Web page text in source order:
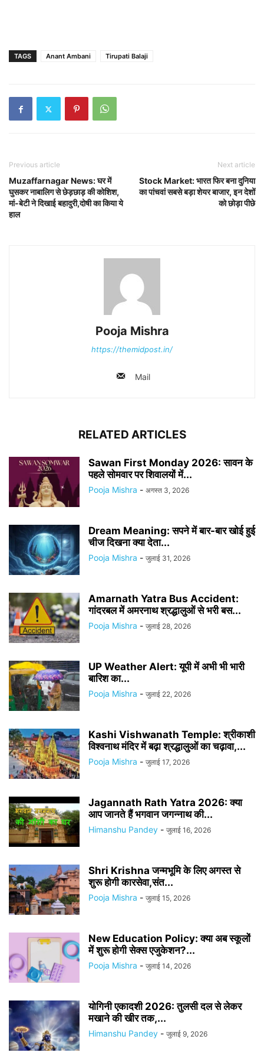
TAGS Anant Ambani Tirupati Balaji
Previous article
Muzaffarnagar News: घर में
घुसकर नाबालिग से छेड़छाड़ की कोशिश,
मां-बेटी ने दिखाई बहादुरी,दोषी का किया ये
हाल
Next article
Stock Market: भारत फिर बना दुनिया
का पांचवां सबसे बड़ा शेयर बाजार, इन देशों
को छोड़ा पीछे
Pooja Mishra
https://themidpost.in/
Mail
RELATED ARTICLES
Sawan First Monday 2026: सावन के
पहले सोमवार पर शिवालयों में...
Pooja Mishra - अगस्त 3, 2026
Dream Meaning: सपने में बार-बार खोई हुई
चीज दिखना क्या देता...
Pooja Mishra - जुलाई 31, 2026
Amarnath Yatra Bus Accident:
गांदरबल में अमरनाथ श्रद्धालुओं से भरी बस...
Pooja Mishra - जुलाई 28, 2026
UP Weather Alert: यूपी में अभी भी भारी
बारिश का...
Pooja Mishra - जुलाई 22, 2026
Kashi Vishwanath Temple: श्रीकाशी
विश्वनाथ मंदिर में बढ़ा श्रद्धालुओं का चढ़ावा,...
Pooja Mishra - जुलाई 17, 2026
Jagannath Rath Yatra 2026: क्या
आप जानते हैं भगवान जगन्नाथ की...
Himanshu Pandey - जुलाई 16, 2026
Shri Krishna जन्मभूमि के लिए अगस्त से
शुरू होगी कारसेवा,संत...
Pooja Mishra - जुलाई 15, 2026
New Education Policy: क्या अब स्कूलों
में शुरू होगी सेक्स एजुकेशन?...
Pooja Mishra - जुलाई 14, 2026
योगिनी एकादशी 2026: तुलसी दल से लेकर
मखाने की खीर तक,...
Himanshu Pandey - जुलाई 9, 2026